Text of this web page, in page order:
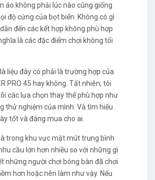
áo không phải lúc nào cũng giống
độ cứng của bọt biển. Không có gì
đến các kết hợp không phù hợp
là các đặc điểm chơi không tối
liệu đây có phải là trường hợp của
PRO 45 hay không. Tất nhiên, tôi
các lựa chọn thay thế phù hợp như
thử nghiệm của mình. Và tìm hiểu
tốt và đáng mua cho ai.
trong khu vực mặt mút trung bình
cầu lớn hơn nhiều so với những gì
những người chơi bóng bàn đã chơi
hơn hoặc nên làm như vậy. Nếu